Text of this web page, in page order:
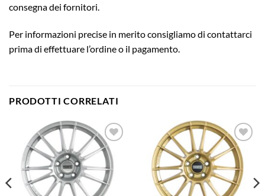
consegna dei fornitori.
Per informazioni precise in merito consigliamo di contattarci
prima di effettuare l’ordine o il pagamento.
PRODOTTI CORRELATI
Aggiungi
alla lista
dei
desideri
Aggiungi
alla lista
dei
desideri